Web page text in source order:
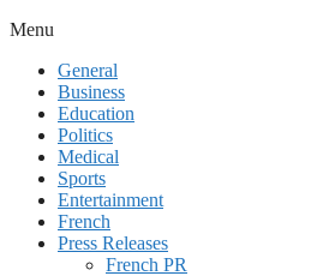
Menu
General
Business
Education
Politics
Medical
Sports
Entertainment
French
Press Releases
French PR